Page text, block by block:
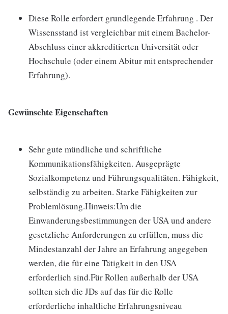
Diese Rolle erfordert grundlegende Erfahrung . Der
Wissensstand ist vergleichbar mit einem Bachelor-
Abschluss einer akkreditierten Universität oder
Hochschule (oder einem Abitur mit entsprechender
Erfahrung).
Gewünschte Eigenschaften
Sehr gute mündliche und schriftliche
Kommunikationsfähigkeiten. Ausgeprägte
Sozialkompetenz und Führungsqualitäten. Fähigkeit,
selbständig zu arbeiten. Starke Fähigkeiten zur
Problemlösung.Hinweis:Um die
Einwanderungsbestimmungen der USA und andere
gesetzliche Anforderungen zu erfüllen, muss die
Mindestanzahl der Jahre an Erfahrung angegeben
werden, die für eine Tätigkeit in den USA
erforderlich sind.Für Rollen außerhalb der USA
sollten sich die JDs auf das für die Rolle
erforderliche inhaltliche Erfahrungsniveau